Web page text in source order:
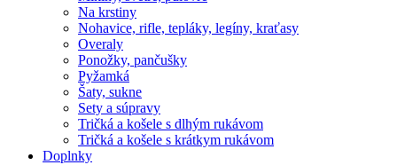
Na krstiny
Nohavice, rifle, tepláky, legíny, kraťasy
Overaly
Ponožky, pančušky
Pyžamká
Šaty, sukne
Sety a súpravy
Tričká a košele s dlhým rukávom
Tričká a košele s krátkym rukávom
Doplnky